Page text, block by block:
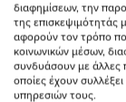
διαφημίσεων, την
της επισκεψιμότητάς
αφορούν τον τρόπο
κοινωνικών μέσων,
συνδυάσουν με άλλες
οποίες έχουν
υπηρεσιών τους.